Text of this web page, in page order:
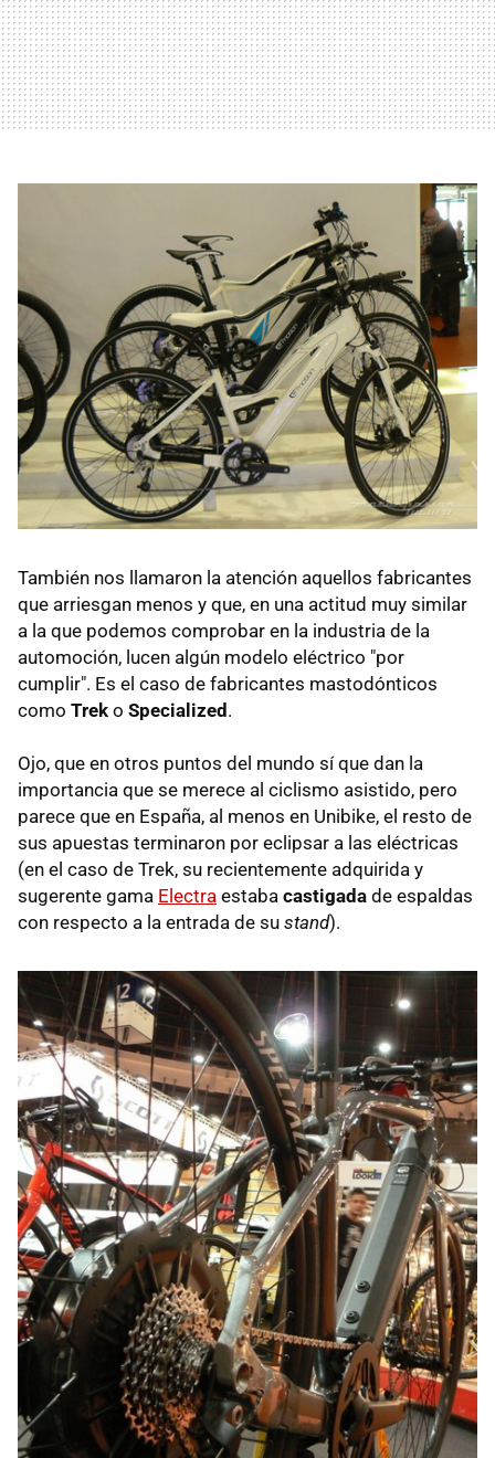
También nos llamaron la atención aquellos fabricantes
que arriesgan menos y que, en una actitud muy similar
a la que podemos comprobar en la industria de la
automoción, lucen algún modelo eléctrico "por
cumplir". Es el caso de fabricantes mastodónticos
como Trek o Specialized.
Ojo, que en otros puntos del mundo sí que dan la
importancia que se merece al ciclismo asistido, pero
parece que en España, al menos en Unibike, el resto de
sus apuestas terminaron por eclipsar a las eléctricas
(en el caso de Trek, su recientemente adquirida y
sugerente gama Electra estaba castigada de espaldas
con respecto a la entrada de su stand).